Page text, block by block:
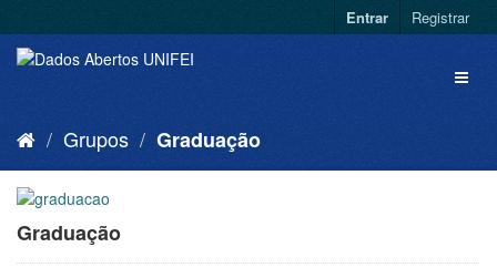
Entrar Registrar
Grupos Graduação
Graduação